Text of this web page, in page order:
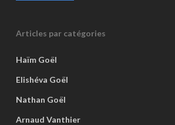
Articles par catégories
Haïm Goël
Elishéva Goël
Nathan Goël
Arnaud Vanthier